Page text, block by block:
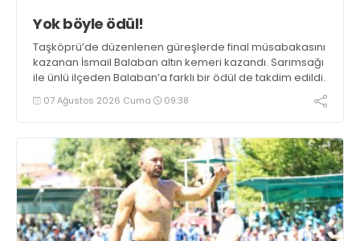
Yok böyle ödül!
Taşköprü’de düzenlenen güreşlerde final müsabakasını
kazanan İsmail Balaban altın kemeri kazandı. Sarımsağı
ile ünlü ilçeden Balaban’a farklı bir ödül de takdim edildi.
07 Ağustos 2026 Cuma 09:38